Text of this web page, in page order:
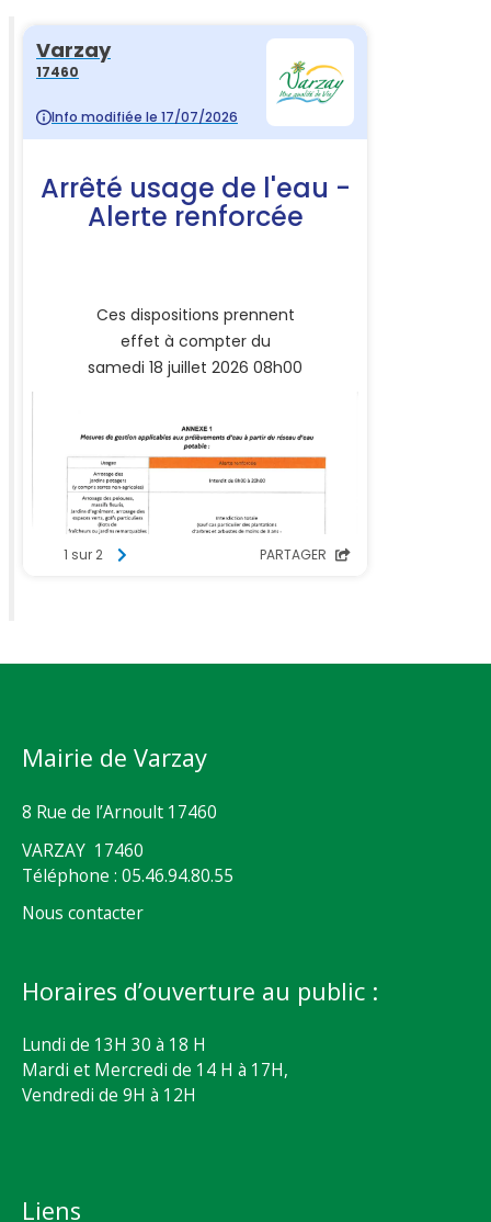
Mairie de Varzay
8 Rue de l’Arnoult 17460
VARZAY 17460
Téléphone : 05.46.94.80.55
Nous contacter
Horaires d’ouverture au public :
Lundi de 13H 30 à 18 H
Mardi et Mercredi de 14 H à 17H,
Vendredi de 9H à 12H
Liens